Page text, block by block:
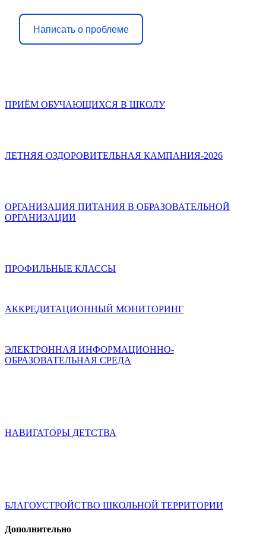
Написать о проблеме
ПРИЁМ ОБУЧАЮЩИХСЯ В ШКОЛУ
ЛЕТНЯЯ ОЗДОРОВИТЕЛЬНАЯ КАМПАНИЯ-2026
ОРГАНИЗАЦИЯ ПИТАНИЯ В ОБРАЗОВАТЕЛЬНОЙ
ОРГАНИЗАЦИИ
ПРОФИЛЬНЫЕ КЛАССЫ
АККРЕДИТАЦИОННЫЙ МОНИТОРИНГ
ЭЛЕКТРОННАЯ ИНФОРМАЦИОННО-
ОБРАЗОВАТЕЛЬНАЯ СРЕДА
НАВИГАТОРЫ ДЕТСТВА
БЛАГОУСТРОЙСТВО ШКОЛЬНОЙ ТЕРРИТОРИИ
Дополнительно